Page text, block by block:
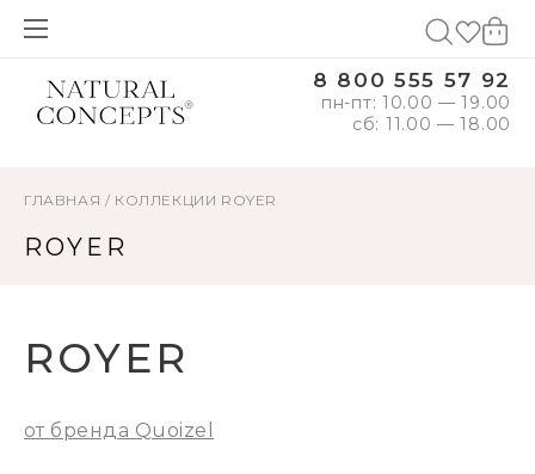
8 800 555 57 92
пн-пт: 10.00 — 19.00
сб: 11.00 — 18.00
ГЛАВНАЯ / КОЛЛЕКЦИИ ROYER
ROYER
ROYER
от бренда Quoizel